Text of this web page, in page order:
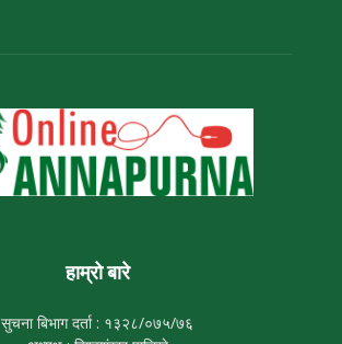
हाम्रो बारे
सुचना बिभाग दर्ता : १३२८/०७५/७६